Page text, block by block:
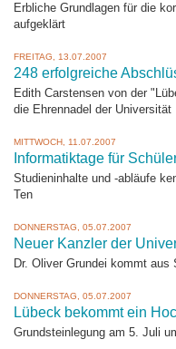
Erbliche Grundlagen für die
aufgeklärt
FREITAG, 13.07.2007
248 erfolgreiche
Edith Carstensen von der
die Ehrennadel der Universität
MITTWOCH, 11.07.2007
Informatiktage für
Studieninhalte und -abläufe
Ten
DONNERSTAG, 05.07.2007
Neuer Kanzler der
Dr. Oliver Grundei kommt aus
DONNERSTAG, 05.07.2007
Lübeck bekommt ein
Grundsteinlegung am 5. Juli